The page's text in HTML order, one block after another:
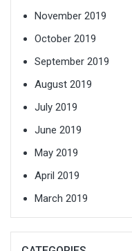
November 2019
October 2019
September 2019
August 2019
July 2019
June 2019
May 2019
April 2019
March 2019